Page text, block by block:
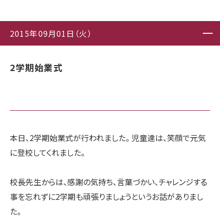
2015年09月01日（火）
2学期始業式
本日、2学期始業式が行われました。 児童達は、笑顔で元気
に登校してくれました。
校長先生からは、感謝の気持ち、言葉づかい、チャレンジする
事を忘れずに2学期も頑張りましょうというお話がありまし
た。